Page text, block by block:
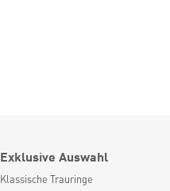
Exklusive Auswahl
Klassische Trauringe